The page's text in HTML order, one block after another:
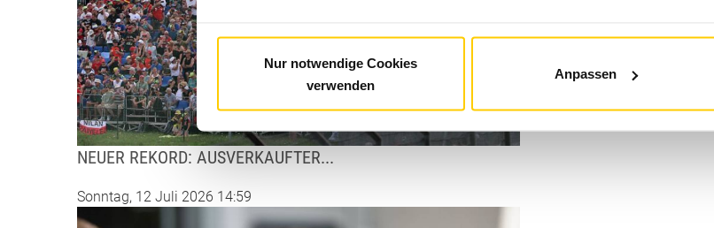
Nur notwendige Cookies
verwenden
Anpassen
NEUER REKORD: AUSVERKAUFTER...
Sonntag, 12 Juli 2026 14:59